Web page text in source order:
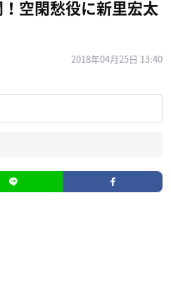
！空閑愁役に新里宏太
2018年04月25日 13:40